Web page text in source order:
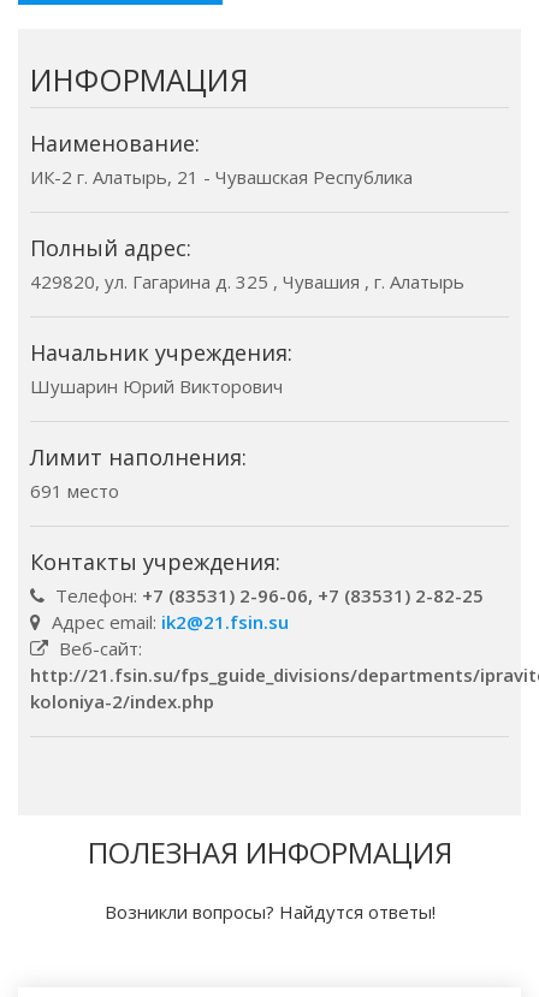
ИНФОРМАЦИЯ
Наименование:
ИК-2 г. Алатырь, 21 - Чувашская Республика
Полный адрес:
429820, ул. Гагарина д. 325 , Чувашия , г. Алатырь
Начальник учреждения:
Шушарин Юрий Викторович
Лимит наполнения:
691 место
Контакты учреждения:
Телефон: +7 (83531) 2-96-06, +7 (83531) 2-82-25
Адрес email: ik2@21.fsin.su
Веб-сайт:
http://21.fsin.su/fps_guide_divisions/departments/
koloniya-2/index.php
ПОЛЕЗНАЯ ИНФОРМАЦИЯ
Возникли вопросы? Найдутся ответы!